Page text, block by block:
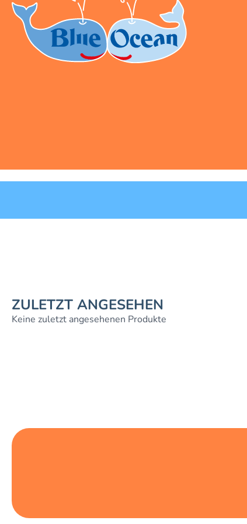
ZULETZT ANGESEHEN
Keine zuletzt angesehenen Produkte